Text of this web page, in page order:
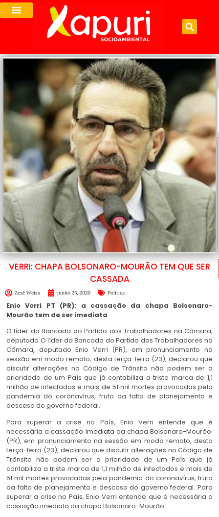
VERRI: CHAPA BOLSONARO-MOURÃO TEM QUE SER
CASSADA
Zezé Weiss junho 25, 2020 Política
Enio Verri PT (PR): a cassação da chapa Bolsonaro-
Mourão tem de ser imediata
O líder da Bancada do Partido dos Trabalhadores na Câmara,
deputado O líder da Bancada do Partido dos Trabalhadores na
Câmara, deputado Enio Verri (PR), em pronunciamento na
sessão em modo remoto, desta terça-feira (23), declarou que
discutir alterações no Código de Trânsito não podem ser a
prioridade de um País que já contabiliza a triste marca de 1,1
milhão de infectados e mais de 51 mil mortes provocadas pela
pandemia do coronavírus, fruto da falta de planejamento e
descaso do governo federal.
Para superar a crise no País, Enio Verri entende que é
necessária a cassação imediata da chapa Bolsonaro-Mourão.
(PR), em pronunciamento na sessão em modo remoto, desta
terça-feira (23), declarou que discutir alterações no Código de
Trânsito não podem ser a prioridade de um País que já
contabiliza a triste marca de 1,1 milhão de infectados e mais de
51 mil mortes provocadas pela pandemia do coronavírus, fruto
da falta de planejamento e descaso do governo federal. Para
superar a crise no País, Enio Verri entende que é necessária a
cassação imediata da chapa Bolsonaro-Mourão.